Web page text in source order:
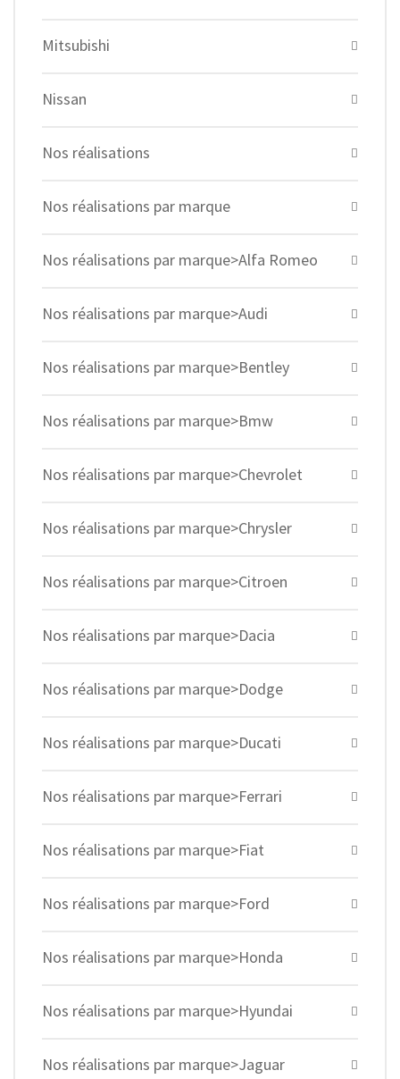
Mitsubishi
Nissan
Nos réalisations
Nos réalisations par marque
Nos réalisations par marque>Alfa Romeo
Nos réalisations par marque>Audi
Nos réalisations par marque>Bentley
Nos réalisations par marque>Bmw
Nos réalisations par marque>Chevrolet
Nos réalisations par marque>Chrysler
Nos réalisations par marque>Citroen
Nos réalisations par marque>Dacia
Nos réalisations par marque>Dodge
Nos réalisations par marque>Ducati
Nos réalisations par marque>Ferrari
Nos réalisations par marque>Fiat
Nos réalisations par marque>Ford
Nos réalisations par marque>Honda
Nos réalisations par marque>Hyundai
Nos réalisations par marque>Jaguar